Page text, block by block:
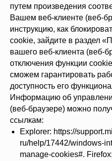
путем произведения
Вашем веб-клиенте (веб-
инструкцию, как
cookie, зайдите в раздел
вашего веб-клиента (веб-
отключения функции
сможем гарантировать
доступность его
Информацию об
(веб-браузере) можно
ссылкам:
Explorer: https://
ru/help/17442/windows-
manage-cookies#. Firefox: